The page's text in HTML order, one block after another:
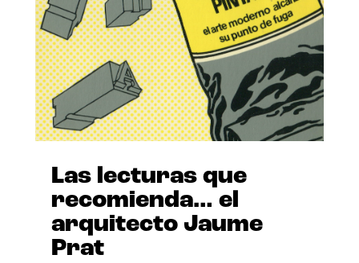
Las lecturas que
recomienda… el
arquitecto Jaume
Prat